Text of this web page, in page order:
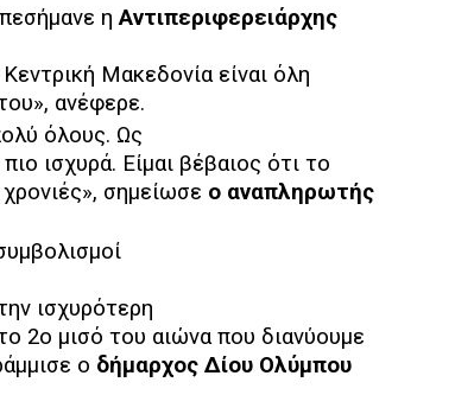
ηΑντιπεριφερειάρχης
Μακεδονία είναι όλη
ανέφερε.
όλους. Ως
ισχυρά. Είμαι βέβαιος ότι το
σημείωσε ο αναπληρωτής
ισχυρότερη
2ο μισό του αιώνα που διανύουμε
ο δήμαρχος Δίου Ολύμπου